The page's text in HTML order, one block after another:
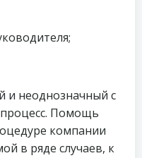
и неоднозначный с
Помощь
компании
в ряде случаев, к